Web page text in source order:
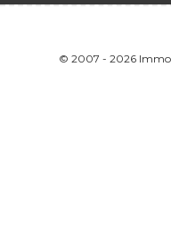
© 2007 - 2026